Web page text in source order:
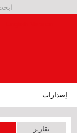
إصدارات
تقارير